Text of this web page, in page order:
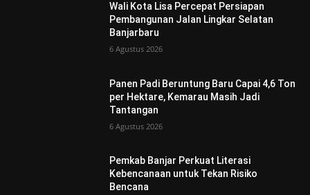
Wali Kota Lisa Percepat Persiapan
Pembangunan Jalan Lingkar Selatan
Banjarbaru
6 Agustus 2026
Panen Padi Beruntung Baru Capai 4,6 Ton
per Hektare, Kemarau Masih Jadi
Tantangan
6 Agustus 2026
Pemkab Banjar Perkuat Literasi
Kebencanaan untuk Tekan Risiko
Bencana